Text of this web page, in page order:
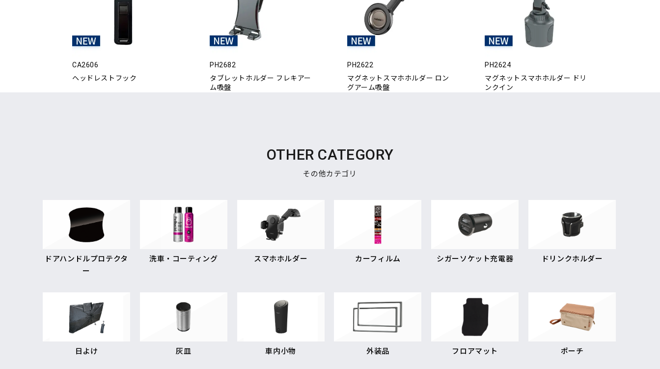
CA2606
ヘッドレストフック
PH2682
タブレットホルダー フレキアー
ム吸盤
PH2622
マグネットスマホホルダー ロン
グアーム吸盤
PH2624
マグネットスマホホルダー ドリ
ンクイン
OTHER CATEGORY
その他カテゴリ
ドアハンドルプロテクタ
ー
洗車・コーティング スマホホルダー カーフィルム シガーソケット充電器 ドリンクホルダー
日よけ 灰皿 車内小物 外装品 フロアマット ポーチ